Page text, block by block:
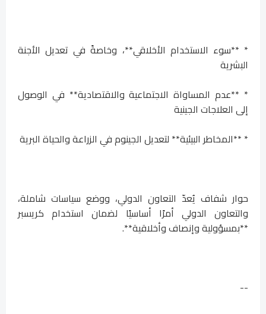
* **سوء الاستخدام الأخلاقي**، وخاصةً في تعديل الأجنة
البشرية
* **عدم المساواة الاجتماعية والاقتصادية** في الوصول
إلى العلاجات الجينية
* **المخاطر البيئية** لتعديل الجينوم في الزراعة والحياة البرية
حوار شفاف يُعدّ التعاون الدولي، ووضع سياسات شاملة،
والتعاون الدولي أمرًا أساسيًا لضمان استخدام كريسبر
**بمسؤولية وإنصاف وأخلاقية**.
--